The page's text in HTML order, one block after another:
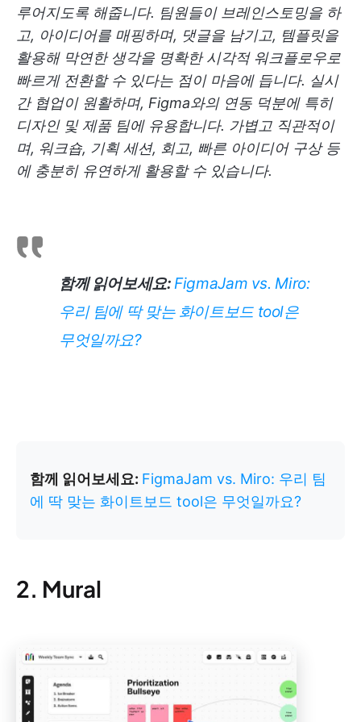
루어지도록 해줍니다. 팀원들이 브레인스토밍을 하
고, 아이디어를 매핑하며, 댓글을 남기고, 템플릿을
활용해 막연한 생각을 명확한 시각적 워크플로우로
빠르게 전환할 수 있다는 점이 마음에 듭니다. 실시
간 협업이 원활하며, Figma와의 연동 덕분에 특히
디자인 및 제품 팀에 유용합니다. 가볍고 직관적이
며, 워크숍, 기획 세션, 회고, 빠른 아이디어 구상 등
에 충분히 유연하게 활용할 수 있습니다.
함께 읽어보세요:FigmaJam vs. Miro:
우리 팀에 딱 맞는 화이트보드 tool은
무엇일까요?
함께 읽어보세요: FigmaJam vs. Miro: 우리 팀
에 딱 맞는 화이트보드 tool은 무엇일까요?
2. Mural